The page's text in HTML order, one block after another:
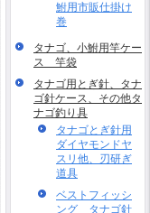
鮒用市販仕掛け
巻
タナゴ、小鮒用竿ケー
ス 竿袋
タナゴ用とぎ針、タナ
ゴ針ケース、その他タ
ナゴ釣り具
タナゴとぎ針用
ダイヤモンドヤ
スリ他、刃研ぎ
道具
ベストフィッシ
ング タナゴ針